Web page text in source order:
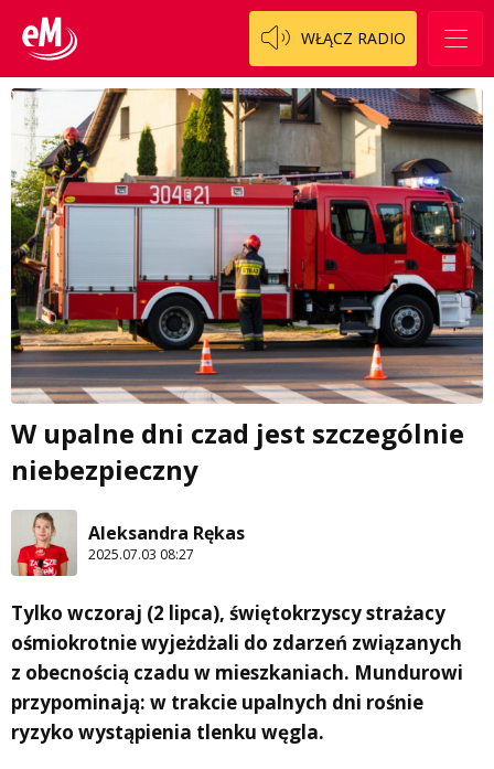
WŁĄCZ RADIO
W upalne dni czad jest szczególnie
niebezpieczny
Aleksandra Rękas
2025.07.03 08:27
Tylko wczoraj (2 lipca), świętokrzyscy strażacy
ośmiokrotnie wyjeżdżali do zdarzeń związanych
z obecnością czadu w mieszkaniach. Mundurowi
przypominają: w trakcie upalnych dni rośnie
ryzyko wystąpienia tlenku węgla.